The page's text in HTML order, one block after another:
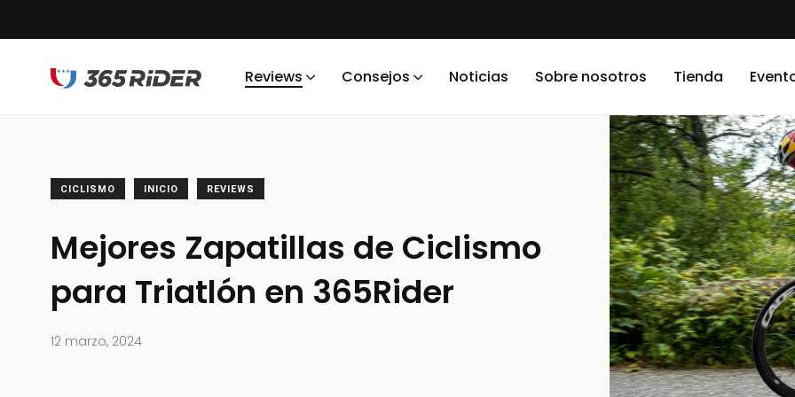
Reviews Consejos Noticias Sobre nosotros Tienda
CICLISMO INICIO REVIEWS
Mejores Zapatillas de Ciclismo
para Triatlón en 365Rider
12 marzo, 2024